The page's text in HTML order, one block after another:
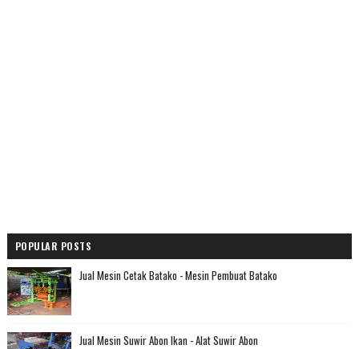
POPULAR POSTS
Jual Mesin Cetak Batako - Mesin Pembuat Batako
Jual Mesin Suwir Abon Ikan - Alat Suwir Abon